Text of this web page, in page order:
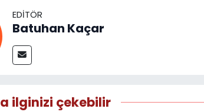
EDITÖR
Batuhan Kaçar
ilginizi çekebilir